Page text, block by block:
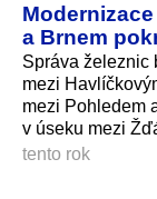
a Brnem
Správa železnic
mezi
mezi Pohledem
v úseku mezi
tento rok